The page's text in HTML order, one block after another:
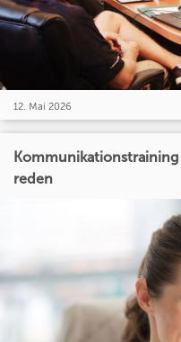
12. Mai 2026
reden